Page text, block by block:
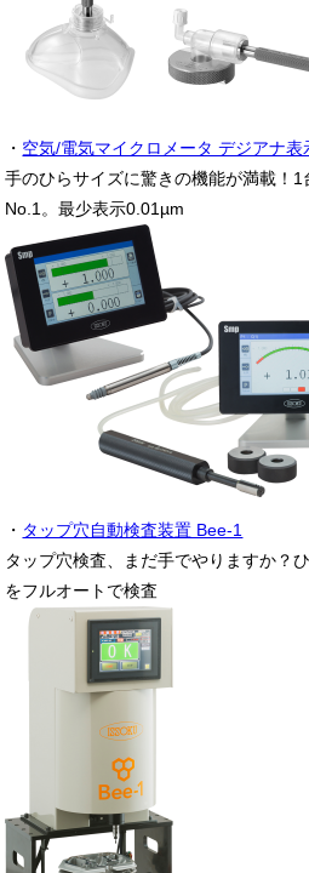
・ 空気/電気マイクロメータ デジアナ
手のひらサイズに驚きの機能が満載！
No.1。最少表示0.01µm
・ タップ穴自動検査装置 Bee-1
タップ穴検査、まだ手でやりますか？
をフルオートで検査